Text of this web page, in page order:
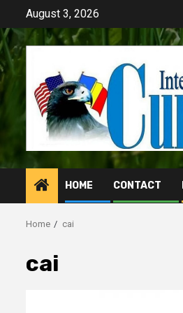
content
August 3, 2026
HOME CONTACT
Home cai
cai